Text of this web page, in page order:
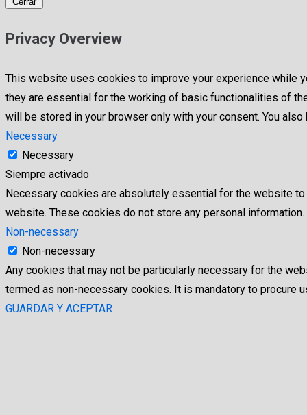
Privacy Overview
This website uses cookies to improve your experience while
they are essential for the working of basic functionalities of
will be stored in your browser only with your consent. You
Necessary
Necessary
Siempre activado
Necessary cookies are absolutely essential for the website
website. These cookies do not store any personal information.
Non-necessary
Non-necessary
Any cookies that may not be particularly necessary for the
termed as non-necessary cookies. It is mandatory to procure
GUARDAR Y ACEPTAR